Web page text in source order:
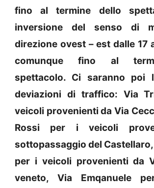
fino al termine dello
inversione del senso di
direzione ovest – est dalle 17
comunque fino al
spettacolo. Ci saranno poi
deviazioni di traffico: Via
veicoli provenienti da Via
Rossi per i veicoli
sottopassaggio del
per i veicoli provenienti da
veneto, Via Emqanuele